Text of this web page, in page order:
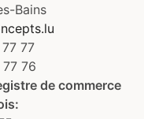
Bains
77
76
de commerce